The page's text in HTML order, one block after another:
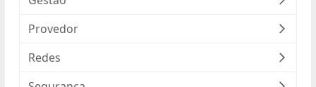
Provedor
Redes